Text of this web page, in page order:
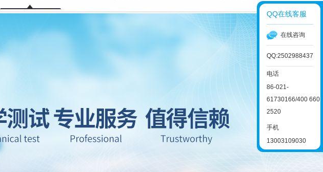
QQ在线客服
在线咨询
QQ:2502988437
电话
86-021-
61730166/400 660
2520
手机
13003109030